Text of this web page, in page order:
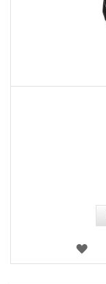
LISTA